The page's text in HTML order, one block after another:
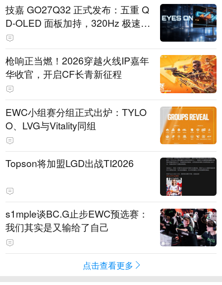
技嘉 GO27Q32 正式发布：五重 Q
D-OLED 面板加持，320Hz 极速与
影院级画面兼得
枪响正当燃！2026穿越火线IP嘉年
华收官，开启CF长青新征程
EWC小组赛分组正式出炉：TYLO
O、LVG与Vitality同组
Topson将加盟LGD出战TI2026
s1mple谈BC.G止步EWC预选赛：
我们其实是又输给了自己
点击查看更多